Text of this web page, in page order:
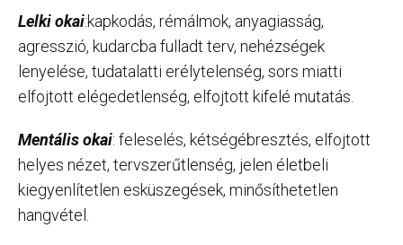
Lelki okai:kapkodás, rémálmok, anyagiasság,
agresszió, kudarcba fulladt terv, nehézségek
lenyelése, tudatalatti erélytelenség, sors miatti
elfojtott elégedetlenség, elfojtott kifelé mutatás.
Mentális okai: feleselés, kétségébresztés, elfojtott
helyes nézet, tervszerűtlenség, jelen életbeli
kiegyenlítetlen esküszegések, minősíthetetlen
hangvétel.